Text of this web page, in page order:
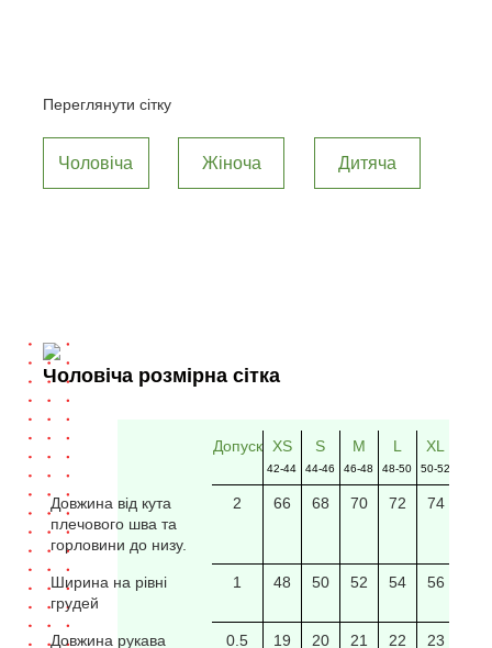
Переглянути сітку
Чоловіча Жіноча Дитяча
Чоловіча розмірна сітка
Допуск XS
42-44
S
44-46
M
46-48
L
48-50
XL
50-52
Довжина від кута
плечового шва та
горловини до низу.
2 66 68 70 72 74
Ширина на рівні
грудей
1 48 50 52 54 56
Довжина рукава 0.5 19 20 21 22 23